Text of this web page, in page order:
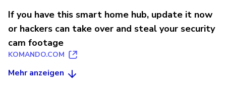
If you have this smart home hub, update it now
or hackers can take over and steal your security
cam footage
KOMANDO.COM
Mehr anzeigen